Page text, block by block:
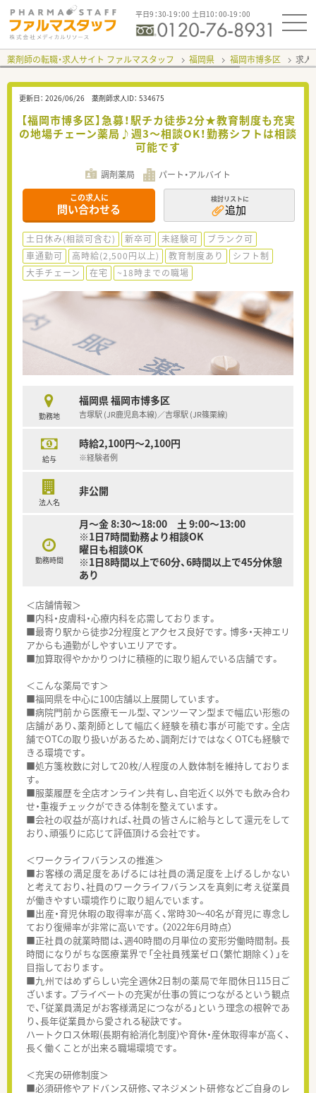
平日9：30-19：00 土日10：00-19：00
薬剤師の転職・求人サイト ファルマスタッフ 福岡県 福岡市博多区 求人
更新日： 2026/06/26 薬剤師求人ID： 534675
【福岡市博多区】急募！駅チカ徒歩2分★教育制度も充実
の地場チェーン薬局♪週3～相談OK！勤務シフトは相談
可能です
調剤薬局 パート・アルバイト
この求人に
問い合わせる
検討リストに
追加
土日休み(相談可含む) 新卒可 未経験可
ブランク可
車通勤可
高時給(2,500円以上) 教育制度あり
シフト制
大手チェーン
在宅 ~18時までの職場
勤務地
福岡県 福岡市博多区
吉塚駅 (JR鹿児島本線)／吉塚駅 (JR篠栗線)
給与
時給2,100円～2,100円
※経験者例
法人名
非公開
勤務時間
月～金 8:30～18:00 土 9:00～13:00
※1日7時間勤務より相談OK
曜日も相談OK
※1日8時間以上で60分、6時間以上で45分休憩
あり
＜店舗情報＞
■内科・皮膚科・心療内科を応需しております。
■最寄り駅から徒歩2分程度とアクセス良好です。博多・天神エリ
アからも通勤がしやすいエリアです。
■加算取得やかかりつけに積極的に取り組んでいる店舗です。
＜こんな薬局です＞
■福岡県を中心に100店舗以上展開しています。
■病院門前から医療モール型、マンツーマン型まで幅広い形態の
店舗があり、薬剤師として幅広く経験を積む事が可能です。全店
舗でOTCの取り扱いがあるため、調剤だけではなくOTCも経験で
きる環境です。
■処方箋枚数に対して20枚/人程度の人数体制を維持しておりま
す。
■服薬履歴を全店オンライン共有し、自宅近く以外でも飲み合わ
せ・重複チェックができる体制を整えています。
■会社の収益が高ければ、社員の皆さんに給与として還元をして
おり、頑張りに応じて評価頂ける会社です。
＜ワークライフバランスの推進＞
■お客様の満足度をあげるには社員の満足度を上げるしかない
と考えており、社員のワークライフバランスを真剣に考え従業員
が働きやすい環境作りに取り組んでいます。
■出産・育児休暇の取得率が高く、常時30～40名が育児に専念し
ており復帰率が非常に高いです。（2022年6月時点）
■正社員の就業時間は、週40時間の月単位の変形労働時間制。長
時間になりがちな医療業界で「全社員残業ゼロ（繁忙期除く）」を
目指しております。
■九州ではめずらしい完全週休2日制の薬局で年間休日115日ご
ざいます。プライベートの充実が仕事の質につながるという観点
で、「従業員満足がお客様満足につながる」という理念の根幹であ
り、長年従業員から愛される秘訣です。
ハートクロス休暇(長期有給消化制度)や育休・産休取得率が高く、
長く働くことが出来る職場環境です。
＜充実の研修制度＞
■必須研修やアドバンス研修、マネジメント研修などご自身のレ